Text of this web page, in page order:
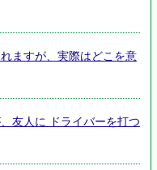
ますが、実際はどこを意
友人に ドライバーを打つ